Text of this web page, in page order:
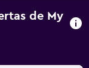
de My